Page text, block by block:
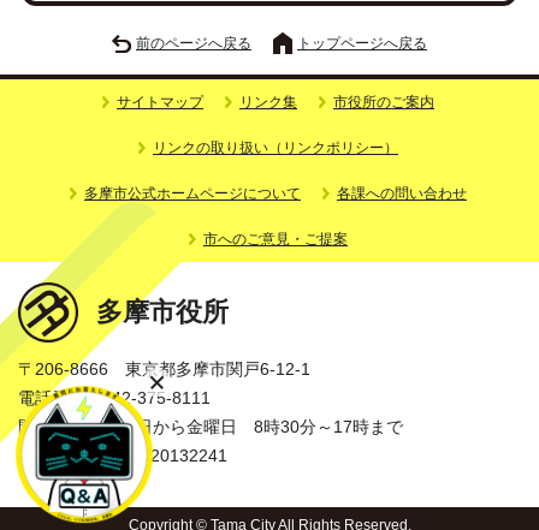
前のページへ戻る トップページへ戻る
サイトマップ リンク集 市役所のご案内
リンクの取り扱い（リンクポリシー）
多摩市公式ホームページについて 各課への問い合わせ
市へのご意見・ご提案
多摩市役所
〒206-8666 東京都多摩市関戸6-12-1
電話番号：042-375-8111
開庁時間：月曜日から金曜日 8時30分～17時まで
法人番号：3000020132241
Copyright © Tama City All Rights Reserved.